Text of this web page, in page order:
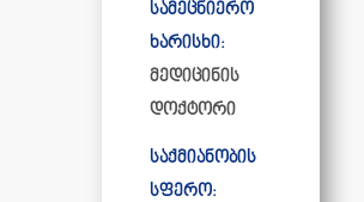
სამეცნიერო
ხარისხი:
მედიცინის
დოქტორი
საქმიანობის
სფერო: